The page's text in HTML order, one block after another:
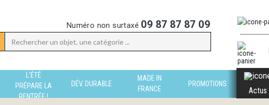
Numéro non surtaxé 09 87 87 87 09
L'ÉTÉ
PRÉPARE LA
RENTRÉE !
DÉV. DURABLE
MADE IN
FRANCE
PROMOTIONS
Actus